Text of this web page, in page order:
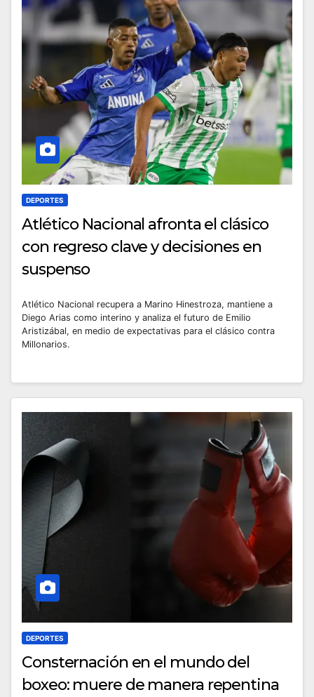
DEPORTES
Atlético Nacional afronta el clásico
con regreso clave y decisiones en
suspenso
Atlético Nacional recupera a Marino Hinestroza, mantiene a
Diego Arias como interino y analiza el futuro de Emilio
Aristizábal, en medio de expectativas para el clásico contra
Millonarios.
DEPORTES
Consternación en el mundo del
boxeo: muere de manera repentina